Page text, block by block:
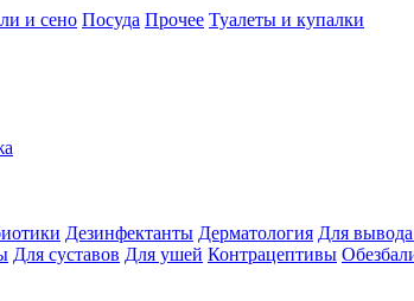
и сено Посуда Прочее Туалеты и купалки
Дезинфектанты Дерматология Для
Для суставов Для ушей Контрацептивы